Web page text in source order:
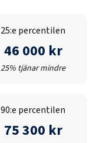
25:e percentilen
46 000 kr
25% tjänar mindre
90:e percentilen
75 300 kr